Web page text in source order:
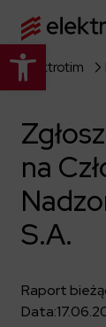
Otwórz pasek
Strona
O nas
Więcej o nas
O firmie
Strategia
Historia
Grupa
Oferta
Poznaj pełną
Aktualności
Relacje
Elektrotim
na
S.A.
Raport
Data: